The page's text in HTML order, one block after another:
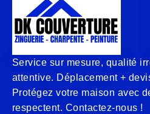
Service sur mesure, qualité
attentive. Déplacement +
Protégez votre maison avec
respectent. Contactez-nous !